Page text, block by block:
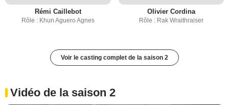
Rémi Caillebot
Rôle : Khun Aguero Agnes
Olivier Cordina
Rôle : Rak Wraithraiser
Voir le casting complet de la saison 2
Vidéo de la saison 2